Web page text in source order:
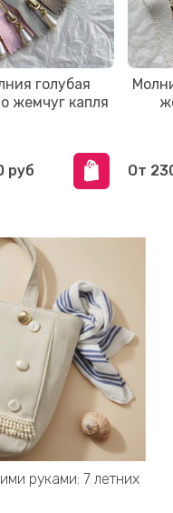
голубая
жемчуг капля
руб От
руками: 7 летних